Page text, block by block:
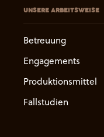
UNSERE ARBEITSWEISE
Betreuung
Engagements
Produktionsmittel
Fallstudien